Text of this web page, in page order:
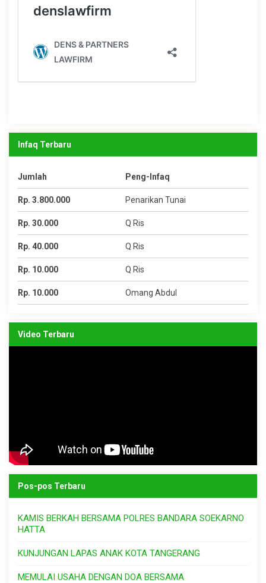
Infaq Terbaru
Jumlah Peng-Infaq
Rp. 3.800.000 Penarikan Tunai
Rp. 30.000 Q Ris
Rp. 40.000 Q Ris
Rp. 10.000 Q Ris
Rp. 10.000 Omang Abdul
Video Terbaru
Pos-pos Terbaru
KAMIS BERKAH BERSAMA POLRES BANDARA SOEKARNO
HATTA
KUNJUNGAN LAPAS ANAK KOTA TANGERANG
MEMULAI USAHA DENGAN DOA BERSAMA